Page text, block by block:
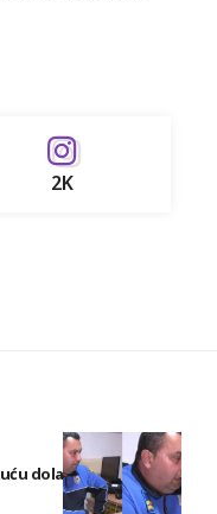
2K
dolazi ljubavnik